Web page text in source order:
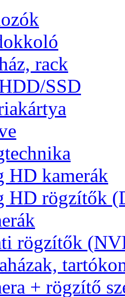
rack
SSD
HD kamerák
HD rögzítők
rögzítők
+ rögzítő